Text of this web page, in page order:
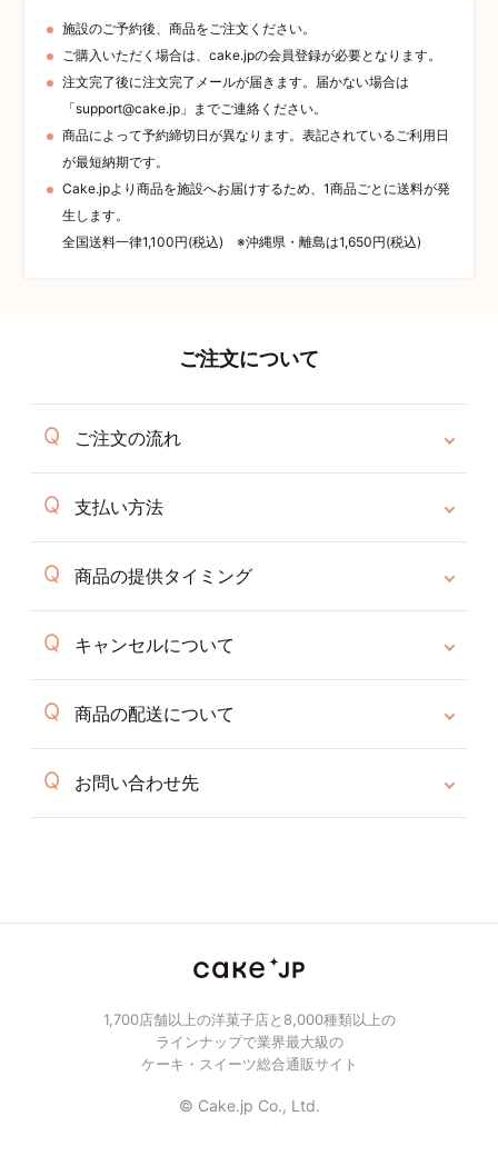
施設のご予約後、商品をご注文ください。
ご購入いただく場合は、cake.jpの会員登録が必要となります。
注文完了後に注文完了メールが届きます。届かない場合は
「support@cake.jp」までご連絡ください。
商品によって予約締切日が異なります。表記されているご利用日
が最短納期です。
Cake.jpより商品を施設へお届けするため、1商品ごとに送料が発
生します。
全国送料一律1,100円(税込) ※沖縄県・離島は1,650円(税込)
ご注文について
ご注文の流れ
支払い方法
商品の提供タイミング
キャンセルについて
商品の配送について
お問い合わせ先
1,700店舗以上の洋菓子店と8,000種類以上の
ラインナップで業界最大級の
ケーキ・スイーツ総合通販サイト
© Cake.jp Co., Ltd.